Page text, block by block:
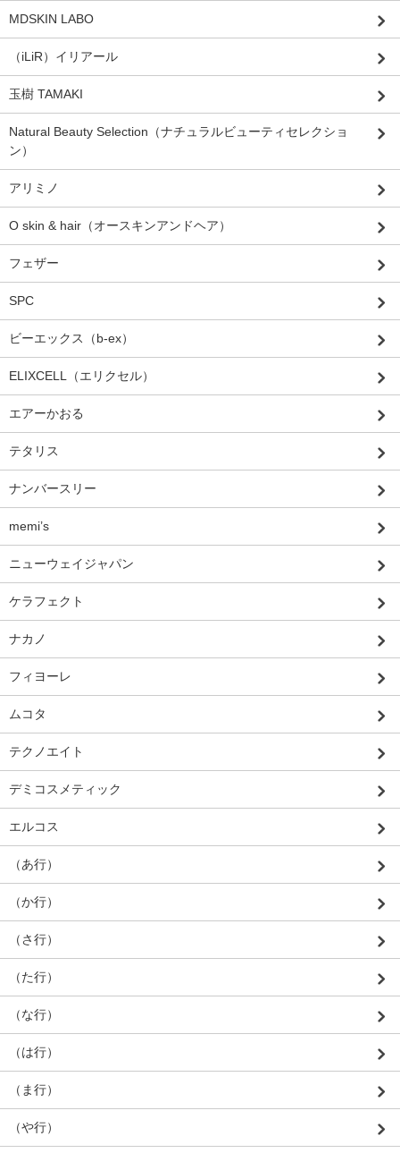
MDSKIN LABO
（iLiR）イリアール
玉樹 TAMAKI
Natural Beauty Selection（ナチュラルビューティセレクショ
ン）
アリミノ
O skin & hair（オースキンアンドヘア）
フェザー
SPC
ビーエックス（b-ex）
ELIXCELL（エリクセル）
エアーかおる
テタリス
ナンバースリー
memi’s
ニューウェイジャパン
ケラフェクト
ナカノ
フィヨーレ
ムコタ
テクノエイト
デミコスメティック
エルコス
（あ行）
（か行）
（さ行）
（た行）
（な行）
（は行）
（ま行）
（や行）